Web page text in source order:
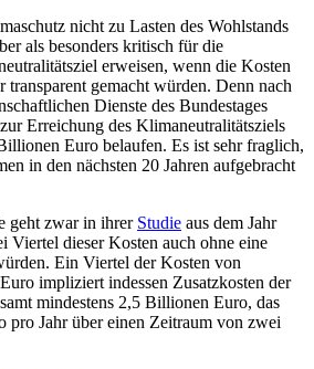
nicht zu Lasten des Wohlstands
als besonders kritisch für die
erweisen, wenn die Kosten
transparent gemacht würden. Denn nach
Dienste des Bundestages
Erreichung des Klimaneutralitätsziels
Euro belaufen. Es ist sehr fraglich,
in den nächsten 20 Jahren aufgebracht
geht zwar in ihrer Studie aus dem Jahr
Viertel dieser Kosten auch ohne eine
Ein Viertel der Kosten von
impliziert indessen Zusatzkosten der
mindestens 2,5 Billionen Euro, das
pro Jahr über einen Zeitraum von zwei